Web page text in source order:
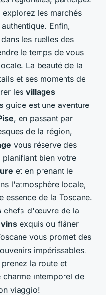
les marchés
Enfin,
les ruelles des
le temps de vous
La beauté de la
et ses moments de
les villages
guide est une aventure
, en passant par
de la région,
vous réserve des
planifiant bien votre
et en prenant le
l'atmosphère locale,
essence de la Toscane.
chefs-d'œuvre de la
vins exquis ou flâner
vous promet des
impérissables.
la route et
intemporel de
viaggio!